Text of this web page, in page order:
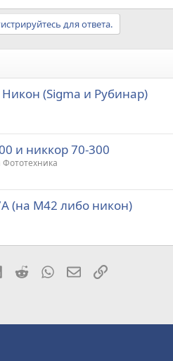
для ответа.
(Sigma и Рубинар)
и никкор 70-300
(на М42 либо никон)
LinkedIn
RedditWhatsAppЭлектронная
Ссылка